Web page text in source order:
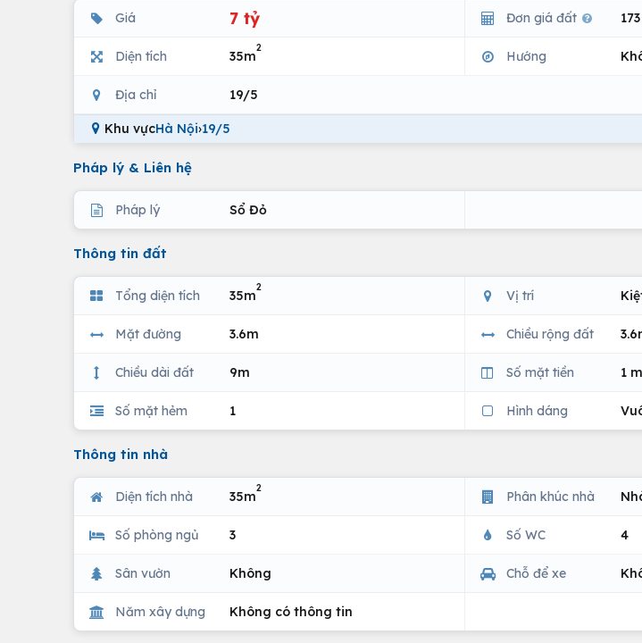
Giá 7 tỷ Đơn giá đất
Diện tích 35m
2
Hướng
Địa chỉ 19/5
Khu vựcHà Nội›19/5
Pháp lý & Liên hệ
Pháp lý Sổ Đỏ
Thông tin đất
Tổng diện tích 35m
2
Vị trí
Mặt đường 3.6m Chiều rộng đất
Chiều dài đất 9m Số mặt tiền 1
Số mặt hẻm 1 Hình dáng
Thông tin nhà
Diện tích nhà 35m
2
Phân khúc nhà
Số phòng ngủ 3 Số WC 4
Sân vườn Không Chỗ để xe
Năm xây dựng Không có thông tin